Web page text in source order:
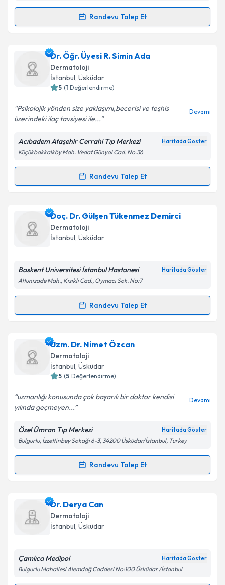
kapsamda işlenmesini kabul ediyorum.
Randevu Talep Et
Randevu Takvimi Talebi
Dr. Gürbüz Çetindağiçin randevu takvimi talebi
oluşturun. Size bu uzmandan randevu almanız için bir
takvim hazırlandığında e-posta ile bilgilendireceğiz.
Kişisel verilerimin işlenmesine ilişkin
Aydınlatma
Metni'ni okudum ve kişisel verilerimin belirtilen
kapsamda işlenmesini kabul ediyorum.
Dr. Öğr. Üyesi R. Simin Ada
Dermatoloji
İstanbul, Üsküdar
5 (1 Değerlendirme)
Psikolojik yönden size yaklaşımı,becerisi ve teşhis
üzerindeki ilaç tavsiyesi ile...
Devamı
Acıbadem Ataşehir Cerrahi Tıp Merkezi Haritada Göster
Küçükbakkalköy Mah. Vedat Günyol Cad. No.36
Randevu Talep Et
Randevu Takvimi Talebi
Dr. Öğr. Üyesi R. Simin Adaiçin randevu takvimi
talebi oluşturun. Size bu uzmandan randevu almanız
için bir takvim hazırlandığında e-posta ile
E-posta Adresiniz
Kişisel verilerimin işlenmesine ilişkinAydınlatma
kapsamda işlenmesini kabul ediyorum.
Takvim Talebini Gönder
Doç. Dr. Gülşen Tükenmez Demirci
Dermatoloji
İstanbul, Üsküdar
Baskent Universitesi İstanbul Hastanesi Haritada Göster
Altunizade Mah., Kısıklı Cad., Oymacı Sok. No:7
Randevu Talep Et
Randevu Takvimi Talebi
Doç. Dr. Gülşen Tükenmez Demirci
takvimi talebi oluşturun. Size bu uzmandan randevu
almanız için bir takvim hazırlandığında e-posta ile
bilgilendireceğiz.
E-posta Adresiniz
Kişisel verilerimin işlenmesine ilişkinAydınlatma
Metni'ni okudum ve kişisel verilerimin belirtilen
kapsamda işlenmesini kabul ediyorum.
Uzm. Dr. Nimet Özcan
Dermatoloji
İstanbul, Üsküdar
5 (5 Değerlendirme)
uzmanlığı konusunda çok başarılı bir doktor kendisi
yılında geçmeyen...
Devamı
Özel Ümran Tıp Merkezi Haritada Göster
Bulgurlu, İzzettinbey Sokağı 6-3, 34200 Üsküdar/İstanbul, Turkey
Randevu Talep Et
Randevu Takvimi Talebi
Uzm. Dr. Nimet Özcan
oluşturun. Size bu uzmandan randevu almanız için bir
takvim hazırlandığında e-posta ile bilgilendireceğiz.
Dr. Derya Can
Dermatoloji
İstanbul, Üsküdar
Çamlıca Medipol Haritada Göster
Bulgurlu Mahallesi Alemdağ Caddesi No:100 Üsküdar /İstanbul